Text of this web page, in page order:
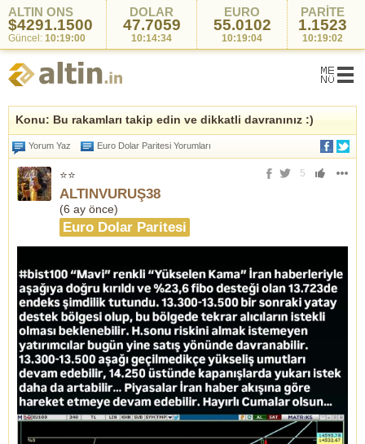
ALTIN ONS
$4291.1500
Güncel: 10:19:00
DOLAR
47.7059
10:14:34
EURO
55.0102
10:19:04
PARİTE
1.1523
10:19:02
Konu: Bu rakamları takip edin ve dikkatli davranınız :)
Yorum Yaz Euro Dolar Paritesi Yorumları
⭐⭐
ALTINVURUŞ38
(6 ay önce)
Euro Dolar Paritesi
5